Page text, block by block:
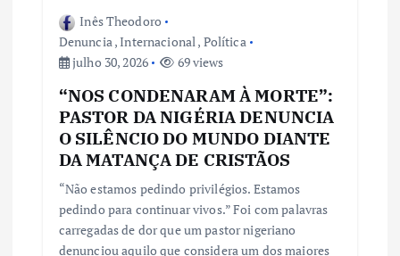
Inês Theodoro
Denuncia,Internacional, Política
julho 30, 2026
69 views
“NOS CONDENARAM À MORTE”:
PASTOR DA NIGÉRIA DENUNCIA
O SILÊNCIO DO MUNDO DIANTE
DA MATANÇA DE CRISTÃOS
“Não estamos pedindo privilégios. Estamos
pedindo para continuar vivos.” Foi com palavras
carregadas de dor que um pastor nigeriano
denunciou aquilo que considera um dos maiores